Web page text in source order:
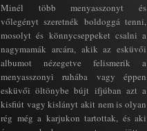
Minél több menyasszonyt és
vőlegényt szeretnék boldoggá tenni,
mosolyt és könnycseppeket csalni a
nagymamák arcára, akik az esküvői
albumot nézegetve felismerik a
menyasszonyi ruhába vagy éppen
esküvői öltönybe bújt ifjúban azt a
kisfiút vagy kislányt akit nem is olyan
rég még a karjukon tartottak, és aki